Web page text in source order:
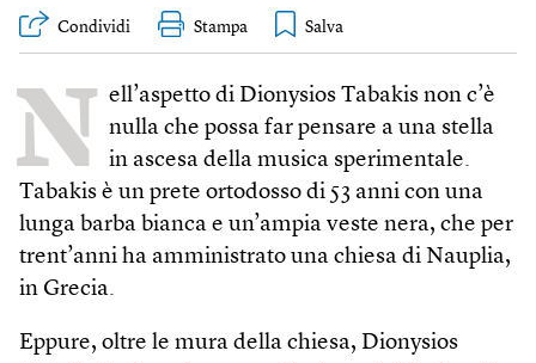
Condividi Stampa
N ell’aspetto di Dionysios Tabakis non c’è
nulla che possa far pensare a una stella
in ascesa della musica sperimentale.
Tabakis è un prete ortodosso di 53 anni con una
lunga barba bianca e un’ampia veste nera, che per
trent’anni ha amministrato una chiesa di Nauplia,
in Grecia.
Eppure, oltre le mura della chiesa, Dionysios